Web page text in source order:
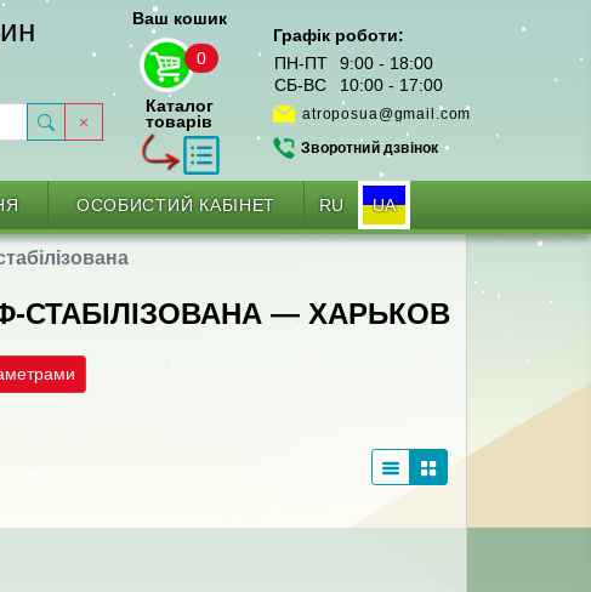
Ваш кошик
0
Каталог
товарів
Графік роботи:
ПН-ПТ
9:00 - 18:00
СБ-ВС
10:00 - 17:00
atroposua@gmail.com
Зворотний дзвінок
ОСОБИСТИЙ КАБІНЕТ RU UA
СТАБІЛІЗОВАНА — ХАРЬКОВ